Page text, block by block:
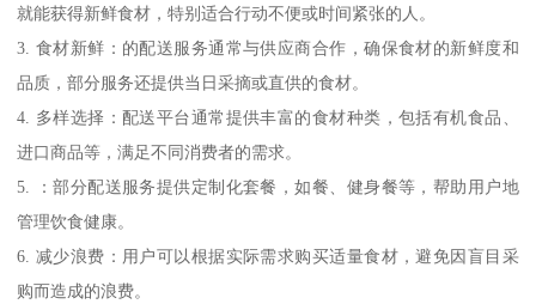
就能获得新鲜食材，特别适合行动不便或时间紧张的人。
3. 食材新鲜：的配送服务通常与供应商合作，确保食材的新鲜度和
品质，部分服务还提供当日采摘或直供的食材。
4. 多样选择：配送平台通常提供丰富的食材种类，包括有机食品、
进口商品等，满足不同消费者的需求。
5. ：部分配送服务提供定制化套餐，如餐、健身餐等，帮助用户地
管理饮食健康。
6. 减少浪费：用户可以根据实际需求购买适量食材，避免因盲目采
购而造成的浪费。